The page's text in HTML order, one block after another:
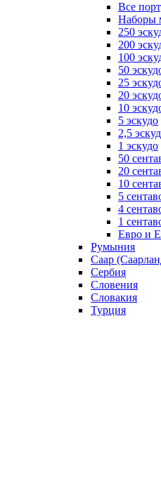
Все
Наборы
250
200
100
50
25
20
10
5 эскудо
2,5
1 эскудо
50
20
10
5
4
1
Евро и
Румыния
Саар
Сербия
Словения
Словакия
Турция